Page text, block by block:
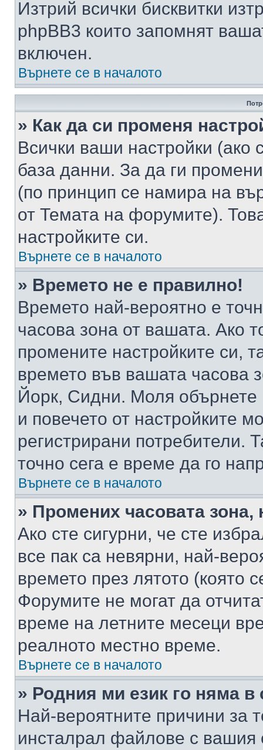
Изтрий всички бисквитки
phpBB3 които запомнят
включен.
Върнете се в началото
» Как да си променя
Всички ваши настройки (ако
база данни. За да ги
(по принцип се намира на
от Темата на форумите).
настройките си.
Върнете се в началото
» Времето не е правилно!
Времето най-вероятно е
часова зона от вашата. Ако
промените настройките си,
времето във вашата
Йорк, Сидни. Моля обърнете
и повечето от настройките
регистрирани потребители.
точно сега е време да го
Върнете се в началото
» Промених часовата
Ако сте сигурни, че сте
все пак са невярни, най-
времето през лятото (която
Форумите не могат да
време на летните месеци
реалното местно време.
Върнете се в началото
» Родния ми език го няма в
Най-вероятните причини за
инсталрал файлове с вашия